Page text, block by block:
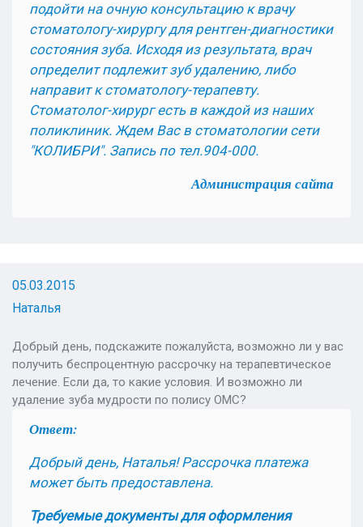
подойти на очную консультацию к врачу
стоматологу-хирургу для рентген-диагностики
состояния зуба. Исходя из результата, врач
определит подлежит зуб удалению, либо
направит к стоматологу-терапевту.
Стоматолог-хирург есть в каждой из наших
поликлиник. Ждем Вас в стоматологии сети
"КОЛИБРИ". Запись по тел.904-000.
Администрация сайта
05.03.2015
Наталья
Добрый день, подскажите пожалуйста, возможно ли у вас
получить беспроцентную рассрочку на терапевтическое
лечение. Если да, то какие условия. И возможно ли
удаление зуба мудрости по полису ОМС?
Ответ:
Добрый день, Наталья! Рассрочка платежа
может быть предоставлена.
Требуемые документы для оформления